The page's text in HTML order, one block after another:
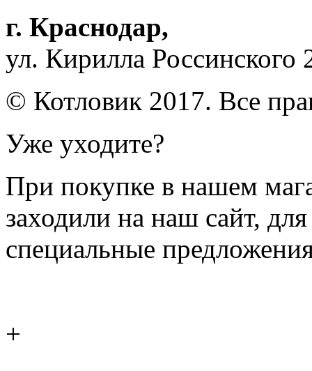
г. Краснодар,
ул. Кирилла Россинского
© Котловик 2017. Все
Уже уходите?
При покупке в нашем
заходили на наш сайт,
специальные
+